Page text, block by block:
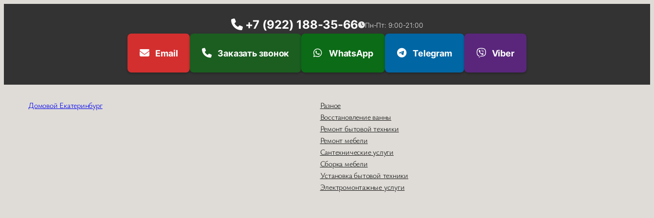
+7 (922) 188-35-66 Пн-Пт: 9:00-21:00
Email Заказать звонок WhatsApp Telegram Viber
Домовой Екатеринбург
Разное
Восстановление ванны
Ремонт бытовой техники
Ремонт мебели
Сантехнические услуги
Сборка мебели
Установка бытовой техники
Электромонтажные услуги